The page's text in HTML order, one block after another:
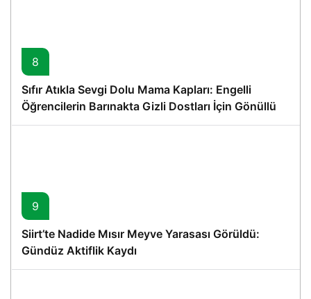
8
Sıfır Atıkla Sevgi Dolu Mama Kapları: Engelli
Öğrencilerin Barınakta Gizli Dostları İçin Gönüllü
Proje
9
Siirt’te Nadide Mısır Meyve Yarasası Görüldü:
Gündüz Aktiflik Kaydı